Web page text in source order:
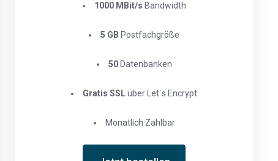
1000 MBit/s Bandwidth
5 GB Postfachgröße
50Datenbanken
Gratis SSLüber Let´s Encrypt
Monatlich Zahlbar